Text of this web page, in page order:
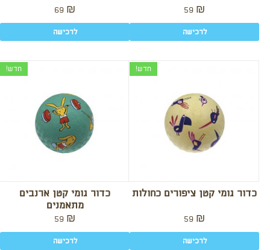
69 ₪
לרכישה
59 ₪
לרכישה
חדש!
כדור גומי קטן ארנבים
מתאמנים
59 ₪
לרכישה
חדש!
כדור גומי קטן ציפורים כחולות
59 ₪
לרכישה